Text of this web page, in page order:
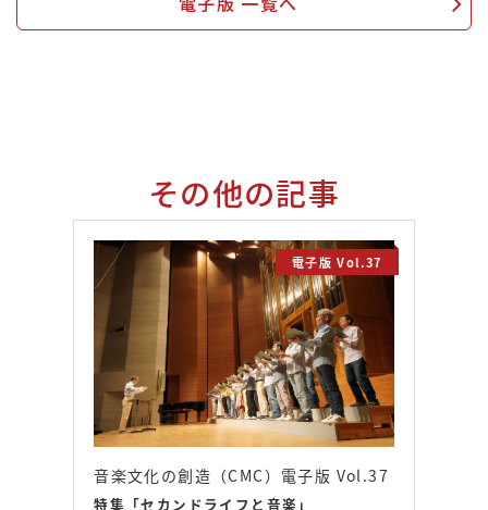
その他の記事
電子版 Vol.37
音楽文化の創造（CMC）電子版 Vol.37
特集「セカンドライフと音楽」